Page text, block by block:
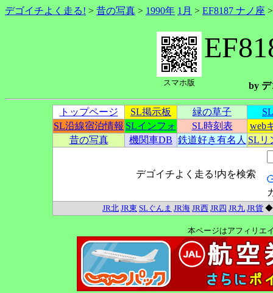
デゴイチよく走る! > 昔の写真 > 1990年 1月 > EF8187 ナノ座
スマホ版 by
トップページ SL掲示板 緑の草子
SL沿線宿泊情報 SLインフォ SL時刻表
web
昔の写真
機関車DB 鉄道好き有名人 SLリ
デゴイチよく走る!内を検索
JR北 JR東 SLぐんま JR海 JR西 JR四 JR九 JR貨
本ページはアフィリエ